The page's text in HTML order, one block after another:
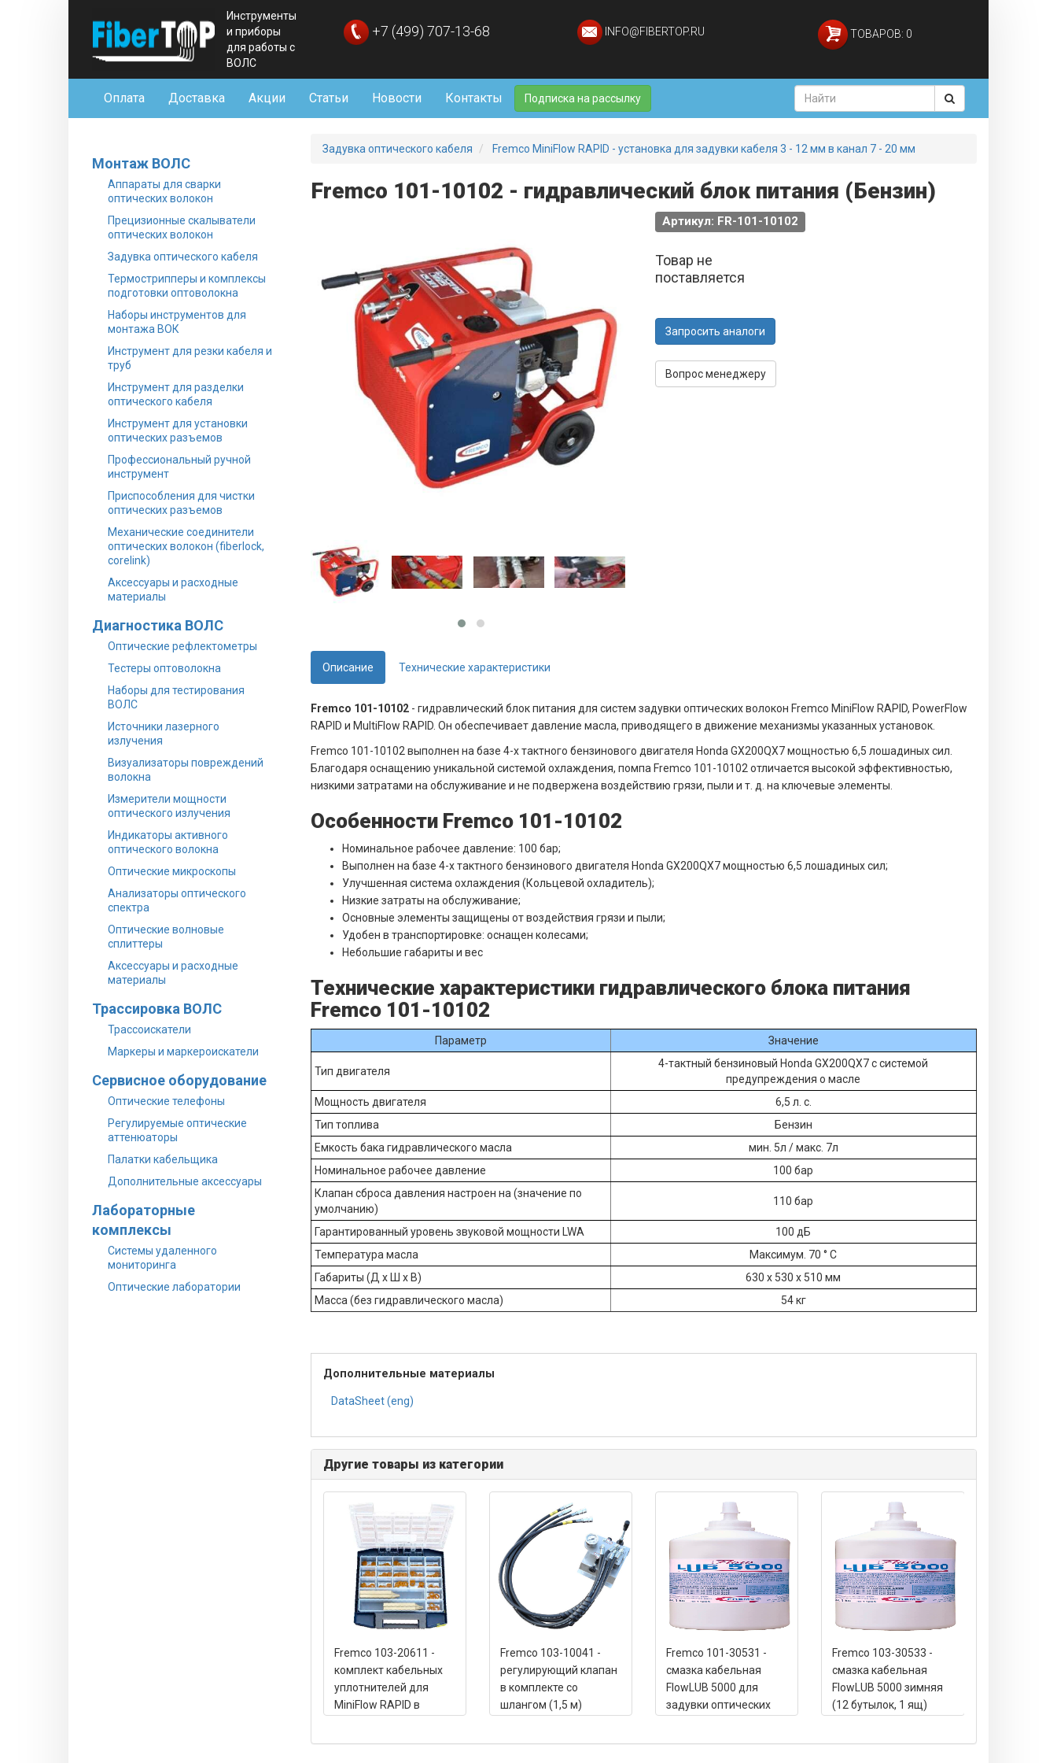
Инструменты
и приборы
для работы с
ВОЛС
+7 (499) 707-13-68 INFO@FIBERTOP.RU ТОВАРОВ: 0
Оплата Доставка Акции Статьи Новости Контакты Подписка на рассылку
Монтаж ВОЛС
Аппараты для сварки
оптических волокон
Прецизионные скалыватели
оптических волокон
Задувка оптического кабеля
Термострипперы и комплексы
подготовки оптоволокна
Наборы инструментов для
монтажа ВОК
Инструмент для резки кабеля и
труб
Инструмент для разделки
оптического кабеля
Инструмент для установки
оптических разъемов
Профессиональный ручной
инструмент
Приспособления для чистки
оптических разъемов
Механические соединители
оптических волокон (fiberlock,
corelink)
Аксессуары и расходные
материалы
Диагностика ВОЛС
Оптические рефлектометры
Тестеры оптоволокна
Наборы для тестирования
ВОЛС
Источники лазерного
излучения
Визуализаторы повреждений
волокна
Измерители мощности
оптического излучения
Индикаторы активного
оптического волокна
Оптические микроскопы
Анализаторы оптического
спектра
Оптические волновые
сплиттеры
Аксессуары и расходные
материалы
Трассировка ВОЛС
Трассоискатели
Маркеры и маркероискатели
Сервисное оборудование
Оптические телефоны
Регулируемые оптические
аттенюаторы
Палатки кабельщика
Дополнительные аксессуары
Лабораторные
комплексы
Системы удаленного
мониторинга
Оптические лаборатории
Задувка оптического кабеля Fremco MiniFlow RAPID - установка для задувки кабеля 3 - 12 мм в канал 7 - 20 мм
Fremco 101-10102 - гидравлический блок питания (Бензин)
Артикул: FR-101-10102
Товар не
поставляется
Запросить аналоги
Вопрос менеджеру
Описание Технические характеристики
Fremco 101-10102- гидравлический блок питания для систем задувки оптических волокон Fremco MiniFlow RAPID, PowerFlow
RAPID и MultiFlow RAPID. Он обеспечивает давление масла, приводящего в движение механизмы указанных установок.
Fremco 101-10102 выполнен на базе 4-х тактного бензинового двигателя Honda GX200QX7 мощностью 6,5 лошадиных сил.
Благодаря оснащению уникальной системой охлаждения, помпа Fremco 101-10102 отличается высокой эффективностью,
низкими затратами на обслуживание и не подвержена воздействию грязи, пыли и т. д. на ключевые элементы.
Особенности Fremco 101-10102
Номинальное рабочее давление: 100 бар;
Выполнен на базе 4-х тактного бензинового двигателя Honda GX200QX7 мощностью 6,5 лошадиных сил;
Улучшенная система охлаждения (Кольцевой охладитель);
Низкие затраты на обслуживание;
Основные элементы защищены от воздействия грязи и пыли;
Удобен в транспортировке: оснащен колесами;
Небольшие габариты и вес
Технические характеристики гидравлического блока питания
Fremco 101-10102
Параметр Значение
Тип двигателя
4-тактный бензиновый Honda GX200QX7 с системой
предупреждения о масле
Мощность двигателя
6,5 л. с.
Тип топлива
Бензин
Емкость бака гидравлического масла
мин. 5л / макс. 7л
Номинальное рабочее давление
100 бар
Клапан сброса давления настроен на (значение по
умолчанию)
110 бар
Гарантированный уровень звуковой мощности LWA
100 дБ
Температура масла
Максимум. 70 ° С
Габариты (Д х Ш х В)
630 х 530 х 510 мм
Масса (без гидравлического масла)
54 кг
Дополнительные материалы
DataSheet (eng)
Другие товары из категории
Fremco 103-20611 -
комплект кабельных
уплотнителей для
MiniFlow RAPID в
Fremco 103-10041 -
регулирующий клапан
в комплекте со
шлангом (1,5 м)
Fremco 101-30531 -
смазка кабельная
FlowLUB 5000 для
задувки оптических
Fremco 103-30533 -
смазка кабельная
FlowLUB 5000 зимняя
(12 бутылок, 1 ящ)